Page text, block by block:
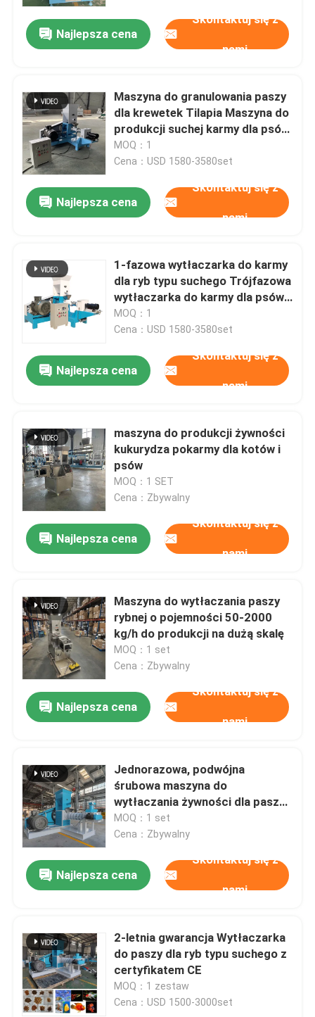
Produkty
Pokaz VR
O nas
Kontrola jakości
Skontaktuj się z nami
Poprosić o wycenę
Młyn do pelletu drzewnego
Młynek do pelletu paszowego
Najlepsza cena
Skontaktuj się z
nami
Maszyna do granulowania paszy
dla krewetek Tilapia Maszyna do
produkcji suchej karmy dla psów
dla ptaków domowych dla kotów
MOQ：1
Cena：USD 1580-3580set
Najlepsza cena
Skontaktuj się z
nami
1-fazowa wytłaczarka do karmy
dla ryb typu suchego Trójfazowa
wytłaczarka do karmy dla psów i
kotów 5,5-160 KW
MOQ：1
Cena：USD 1580-3580set
Najlepsza cena
Skontaktuj się z
nami
maszyna do produkcji żywności
kukurydza pokarmy dla kotów i
psów
MOQ：1 SET
Cena：Zbywalny
Najlepsza cena
Skontaktuj się z
nami
Maszyna do wytłaczania paszy
rybnej o pojemności 50-2000
kg/h do produkcji na dużą skalę
MOQ：1 set
Cena：Zbywalny
Najlepsza cena
Skontaktuj się z
nami
Jednorazowa, podwójna
śrubowa maszyna do
wytłaczania żywności dla pasz
ryb
MOQ：1 set
Cena：Zbywalny
Najlepsza cena
Skontaktuj się z
nami
2-letnia gwarancja Wytłaczarka
do paszy dla ryb typu suchego z
certyfikatem CE
MOQ：1 zestaw
Cena：USD 1500-3000set